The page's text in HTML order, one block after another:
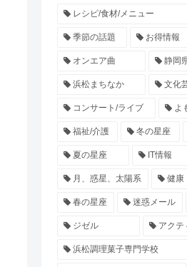
レシピ/食材/メニュー
季節の話題 お得情報
オンエア曲 静岡
浜松まちなか 文化
コンサート/ライブ よ
福祉/介護 冬の星座
夏の星座 IT情報
月、惑星、太陽系 健康
春の星座 迷惑メール
ジゼル アクテ
浜松調理菓子専門学校